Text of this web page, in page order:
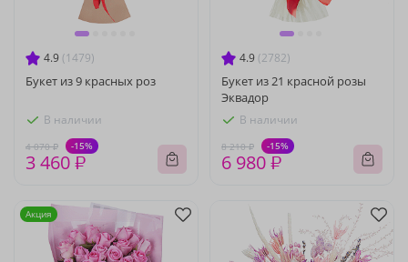
4.9 (1479)
Букет из 9 красных роз
В наличии
4 070 ₽ -15%
3 460 ₽
4.9 (2782)
Букет из 21 красной розы
Эквадор
В наличии
8 210 ₽ -15%
6 980 ₽
Акция